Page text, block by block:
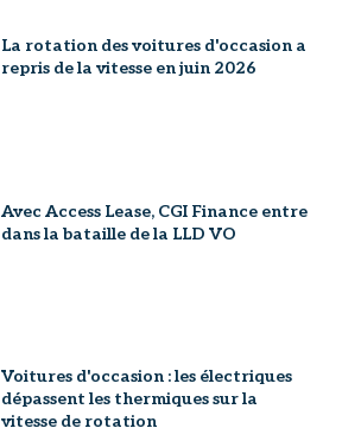
La rotation des voitures d'occasion a
repris de la vitesse en juin 2026
Avec Access Lease, CGI Finance entre
dans la bataille de la LLD VO
Voitures d'occasion : les électriques
dépassent les thermiques sur la
vitesse de rotation